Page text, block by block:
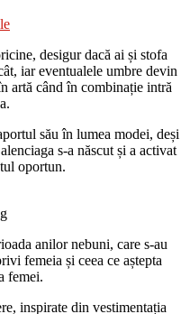
desigur dacă ai și stofa
iar eventualele umbre devin
artă când în combinație intră
său în lumea modei, deși
s-a născut și a activat
oportun.
anilor nebuni, care s-au
femeia și ceea ce aștepta
femei.
inspirate din vestimentația